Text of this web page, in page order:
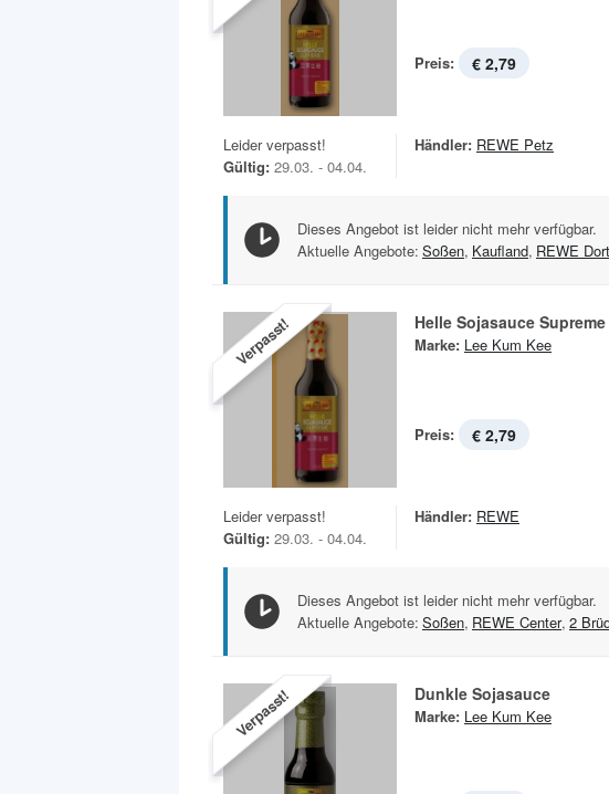
Preis: € 2,79
Leider verpasst!
Gültig: 29.03. - 04.04.
Händler: REWE Petz
Dieses Angebot ist leider nicht mehr verfügbar.
Aktuelle Angebote: Soßen, Kaufland, REWE
Verpasst! Helle Sojasauce Supreme
Marke: Lee Kum Kee
Preis: € 2,79
Leider verpasst!
Gültig: 29.03. - 04.04.
Händler: REWE
Dieses Angebot ist leider nicht mehr verfügbar.
Aktuelle Angebote: Soßen, REWE Center, 2
Verpasst! Dunkle Sojasauce
Marke: Lee Kum Kee